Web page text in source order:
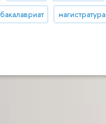
бакалавриат магистратура